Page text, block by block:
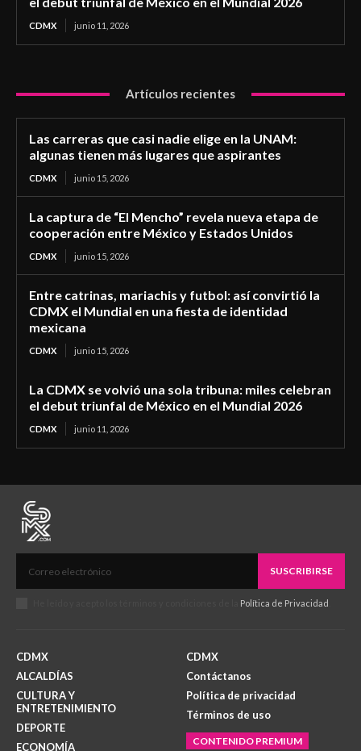
CDMX junio 11, 2026
Artículos recientes
Las carreras que casi nadie elige en la UNAM:
algunas tienen más lugares que aspirantes
CDMX junio 15, 2026
La captura de “El Mencho” revela nueva etapa de
cooperación entre México y Estados Unidos
CDMX junio 15, 2026
Entre catrinas, mariachis y futbol: así convirtió la
CDMX el Mundial en una fiesta de identidad
mexicana
CDMX junio 15, 2026
La CDMX se volvió una sola tribuna: miles celebran
el debut triunfal de México en el Mundial 2026
CDMX junio 11, 2026
SUSCRIBIRSE
Política de Privacidad
CDMX
ALCALDÍAS
CULTURA Y
ENTRETENIMIENTO
DEPORTE
ECONOMÍA
CDMX
Contáctanos
Política de privacidad
Términos de uso
CONTENIDO PREMIUM